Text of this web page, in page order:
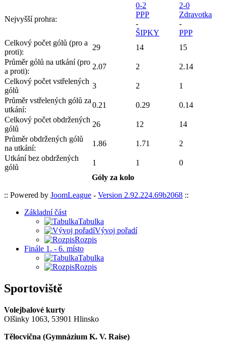
Nejvyšší prohra:
0-2
PPP
-
ŠIPKY
2-0
Zdravotka
-
PPP
Celkový počet gólů (pro a
proti):
29 14
15
Průměr gólů na utkání (pro
a proti):
2.07 2
2.14
Celkový počet vstřelených
gólů
3 2
1
Průměr vstřelených gólů za
utkání:
0.21 0.29
0.14
Celkový počet obdržených
gólů
26 12
14
Průměr obdržených gólů
na utkání:
1.86 1.71
2
Utkání bez obdržených
gólů
1 1
0
Góly za kolo
:: Powered by JoomLeague - Version 2.92.224.69b2068 ::
Základní část
Tabulka
Vývoj pořadí
Rozpis
Finále 1. - 6. místo
Tabulka
Rozpis
Sportoviště
Volejbalové kurty
Olšinky 1063, 53901 Hlinsko
Tělocvična (Gymnázium K. V. Raise)